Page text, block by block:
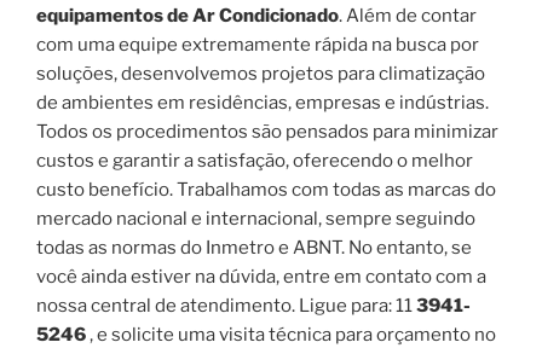
equipamentos de Ar Condicionado. Além de contar
com uma equipe extremamente rápida na busca por
soluções, desenvolvemos projetos para climatização
de ambientes em residências, empresas e indústrias.
Todos os procedimentos são pensados para minimizar
custos e garantir a satisfação, oferecendo o melhor
custo benefício. Trabalhamos com todas as marcas do
mercado nacional e internacional, sempre seguindo
todas as normas do Inmetro e ABNT. No entanto, se
você ainda estiver na dúvida, entre em contato com a
nossa central de atendimento. Ligue para: 113941-
5246, e solicite uma visita técnica para orçamento no